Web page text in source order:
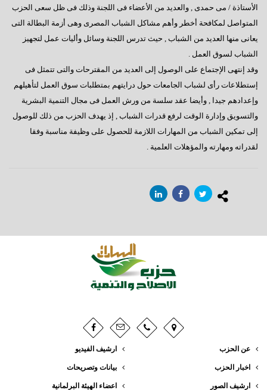
الأستاذة / مى حمدى , والعديد من الأعضاء فى اللجنة وذلك فى ظل سعى الحزب
المتواصل لمكافحة أخطر وأهم مشاكل الشباب المصرى وهى أزمة البطالة التى
يعانى منها العديد من الشباب , حيث تدرس اللجنة وسائل وأليات عمل لتجهيز
الشباب لسوق العمل .
وقد إنتهى الإجتماع على الوصول إلى العديد من المقترحات والتى تتمثل فى
إستطلاعات رأى لشباب الجامعات حول درايتهم بمتطلبات سوق العمل لتأهيلهم
وإعدادهم جيدا , وأيضا عقد سلسة من ورش العمل فى مجال التنمية البشرية
والتسويق وإدارة الوقت لرفع قدرات الشباب , إذ يهدف الحزب من ذلك للوصول
إلى تمكين الشباب من المهارات اللازمة للحصول على وظيفة مناسبة وفقا
لقدراته ومهارته والمؤهلات العلمية .
عن الحزب
اخبار الحزب
ارشيف الصور
ارشيف الفيديو
بيانات وتصريحات
اعضاء الهيئة البرلمانية